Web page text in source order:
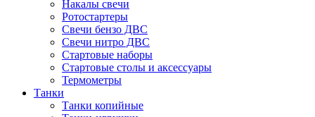
Накалы свечи
Ротостартеры
Свечи бензо ДВС
Свечи нитро ДВС
Стартовые наборы
Стартовые столы и аксессуары
Термометры
Танки
Танки копийные